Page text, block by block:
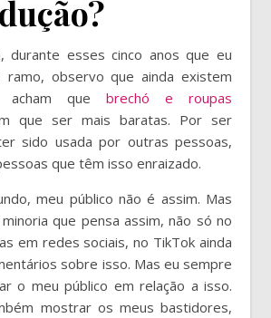
durante esses cinco anos que eu
ramo, observo que ainda existem
acham que brechó e roupas
que ser mais baratas. Por ser
sido usada por outras pessoas,
que têm isso enraizado.
meu público não é assim. Mas
que pensa assim, não só no
em redes sociais, no TikTok ainda
sobre isso. Mas eu sempre
o meu público em relação a isso.
mostrar os meus bastidores,